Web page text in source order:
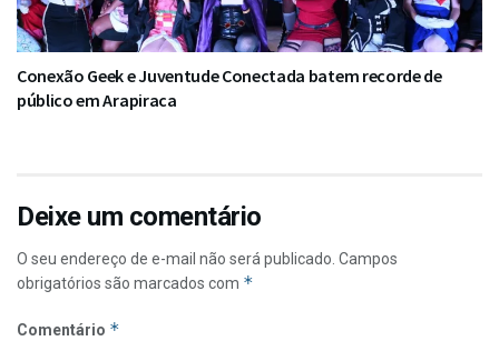
Conexão Geek e Juventude Conectada batem recorde de
público em Arapiraca
Deixe um comentário
O seu endereço de e-mail não será publicado. Campos
obrigatórios são marcados com *
Comentário *